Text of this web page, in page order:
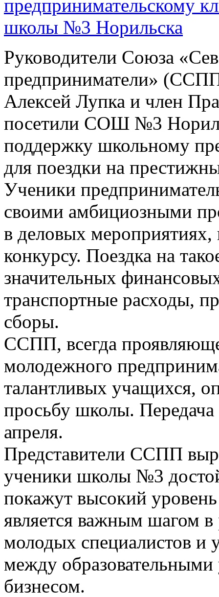
Руководители Союза
предприниматели»
Алексей Лупка и член
посетили СОШ №3
поддержку школьному
для поездки на
Ученики
своими амбициозными
в деловых мероприятиях,
конкурсу. Поездка на
значительных
транспортные расходы,
сборы.
ССПП, всегда
молодежного
талантливых учащихся,
просьбу школы. Передача
апреля.
Представители ССПП
ученики школы №3
покажут высокий
является важным шагом в
молодых специалистов и
между
бизнесом.